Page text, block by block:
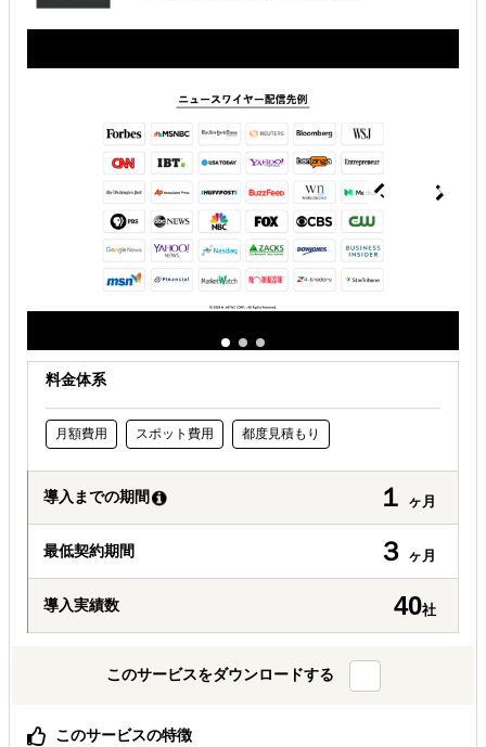
海外現地PRイベント開催
どの国に進出するべきか決めたい
自社事業に最適な進出形態を知りたい
店舗出店のサポートをして欲しい
料金体系
月額費用 スポット費用 都度見積もり
導入までの期間 １ ヶ月
最低契約期間 ３ ヶ月
導入実績数 40社
このサービスをダウンロードする
このサービスの特徴